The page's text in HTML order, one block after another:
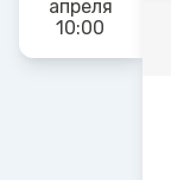
апреля
10:00